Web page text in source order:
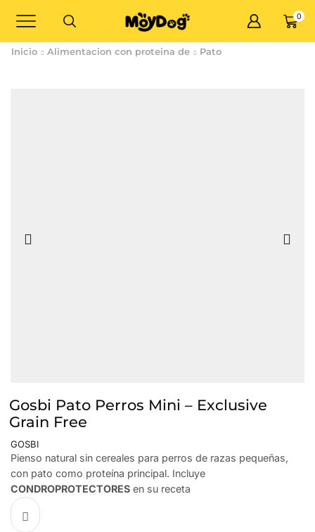
0
Inicio Alimentacion con proteina de Pato
Gosbi Pato Perros Mini – Exclusive
Grain Free
GOSBI
Pienso natural sin cereales para perros de razas pequeñas,
con pato como proteína principal. Incluye
CONDROPROTECTORES en su receta